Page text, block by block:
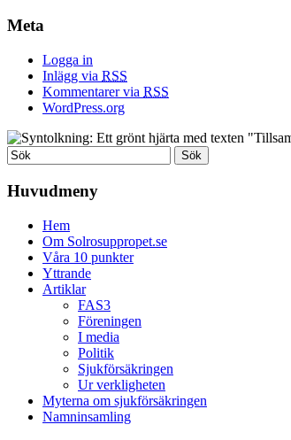
Meta
Logga in
Inlägg via RSS
Kommentarer via RSS
WordPress.org
Huvudmeny
Hem
Om Solrosuppropet.se
Våra 10 punkter
Yttrande
Artiklar
FAS3
Föreningen
I media
Politik
Sjukförsäkringen
Ur verkligheten
Myterna om sjukförsäkringen
Namninsamling